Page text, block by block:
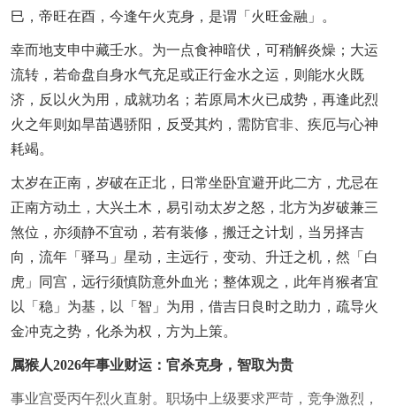
巳，帝旺在酉，今逢午火克身，是谓「火旺金融」。
幸而地支申中藏壬水。为一点食神暗伏，可稍解炎燥；大运
流转，若命盘自身水气充足或正行金水之运，则能水火既
济，反以火为用，成就功名；若原局木火已成势，再逢此烈
火之年则如旱苗遇骄阳，反受其灼，需防官非、疾厄与心神
耗竭。
太岁在正南，岁破在正北，日常坐卧宜避开此二方，尤忌在
正南方动土，大兴土木，易引动太岁之怒，北方为岁破兼三
煞位，亦须静不宜动，若有装修，搬迁之计划，当另择吉
向，流年「驿马」星动，主远行，变动、升迁之机，然「白
虎」同宫，远行须慎防意外血光；整体观之，此年肖猴者宜
以「稳」为基，以「智」为用，借吉日良时之助力，疏导火
金冲克之势，化杀为权，方为上策。
属猴人2026年事业财运：官杀克身，智取为贵
事业宫受丙午烈火直射。职场中上级要求严苛，竞争激烈，